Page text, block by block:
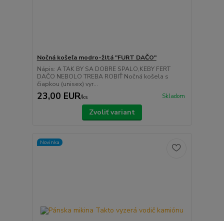
Nočná košeľa modro-žltá "FURT DAČO"
Nápis: A TAK BY SA DOBRE SPALO,KEBY FERT
DAČO NEBOLO TREBA ROBIŤ Nočná košela s
čiapkou (unisex) vyr...
23,00 EUR/ks Skladom
Zvoliť variant
Novinka